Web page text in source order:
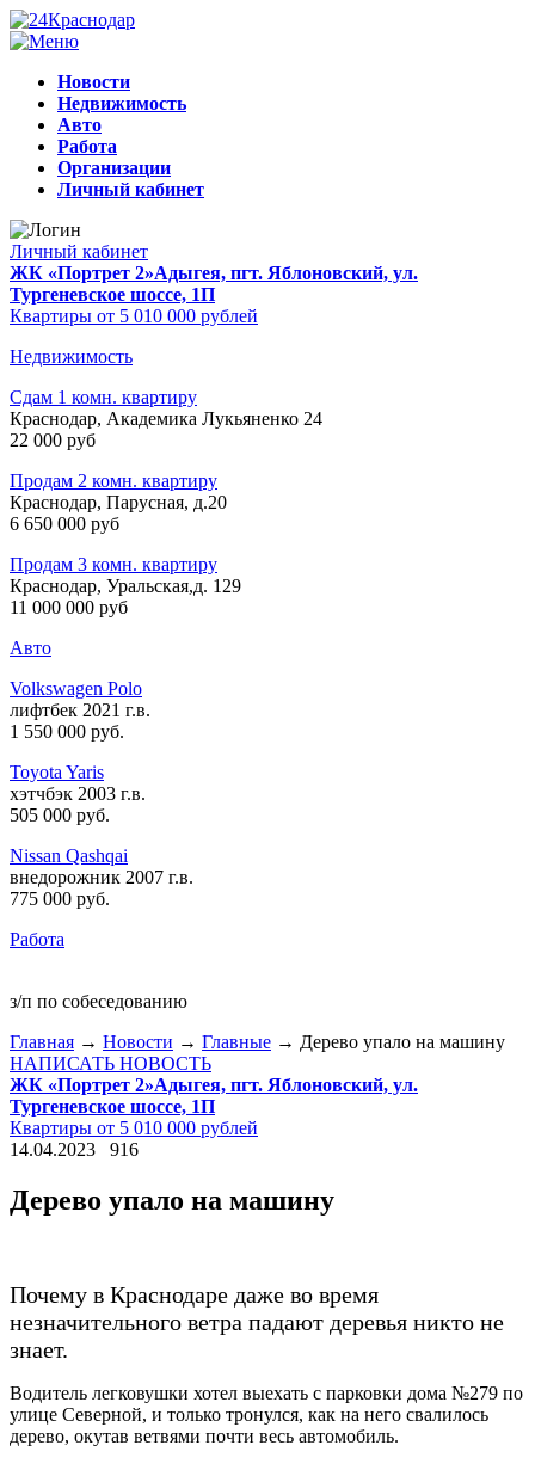
Новости
Недвижимость
Авто
Работа
Организации
Личный кабинет
Личный кабинет
ЖК «Портрет 2»Адыгея, пгт. Яблоновский, ул.
Тургеневское шоссе, 1П
Квартиры от 5 010 000 рублей
Недвижимость
Сдам 1 комн. квартиру
Краснодар, Академика Лукьяненко 24
22 000 руб
Продам 2 комн. квартиру
Краснодар, Парусная, д.20
6 650 000 руб
Продам 3 комн. квартиру
Краснодар, Уральская,д. 129
11 000 000 руб
Авто
Volkswagen Polo
лифтбек 2021 г.в.
1 550 000 руб.
Toyota Yaris
хэтчбэк 2003 г.в.
505 000 руб.
Nissan Qashqai
внедорожник 2007 г.в.
775 000 руб.
Работа
з/п по собеседованию
Главная → Новости → Главные → Дерево упало на машину
НАПИСАТЬ НОВОСТЬ
ЖК «Портрет 2»Адыгея, пгт. Яблоновский, ул.
Тургеневское шоссе, 1П
Квартиры от 5 010 000 рублей
14.04.2023
916
Дерево упало на машину
Почему в Краснодаре даже во время
незначительного ветра падают деревья никто не
знает.
Водитель легковушки хотел выехать с парковки дома №279 по
улице Северной, и только тронулся, как на него свалилось
дерево, окутав ветвями почти весь автомобиль.